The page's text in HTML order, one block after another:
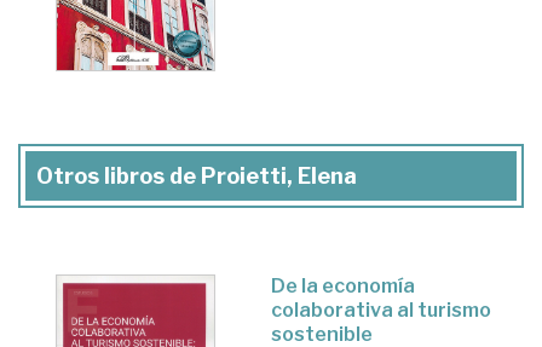
Otros libros de Proietti, Elena
De la economía
colaborativa al turismo
sostenible